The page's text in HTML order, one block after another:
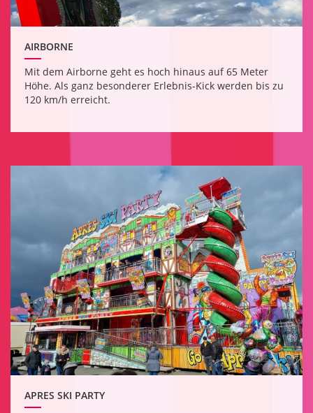
AIRBORNE
Mit dem Airborne geht es hoch hinaus auf 65 Meter
Höhe. Als ganz besonderer Erlebnis-Kick werden bis zu
120 km/h erreicht.
APRES SKI PARTY